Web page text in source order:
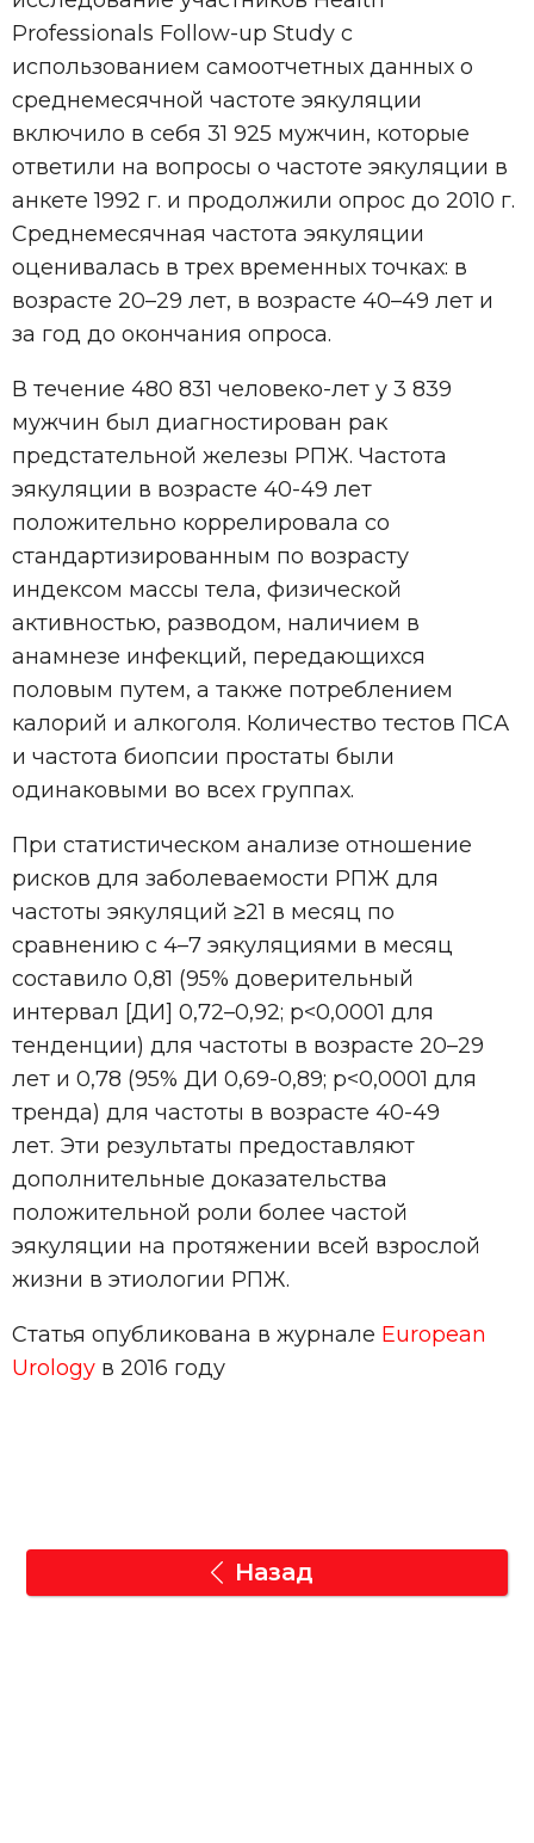
Professionals Follow-up Study с
использованием самоотчетных данных о
среднемесячной частоте эякуляции
включило в себя 31 925 мужчин, которые
ответили на вопросы о частоте эякуляции в
анкете 1992 г. и продолжили опрос до 2010 г.
Среднемесячная частота эякуляции
оценивалась в трех временных точках: в
возрасте 20–29 лет, в возрасте 40–49 лет и
за год до окончания опроса.
В течение 480 831 человеко-лет у 3 839
мужчин был диагностирован рак
предстательной железы РПЖ. Частота
эякуляции в возрасте 40-49 лет
положительно коррелировала со
стандартизированным по возрасту
индексом массы тела, физической
активностью, разводом, наличием в
анамнезе инфекций, передающихся
половым путем, а также потреблением
калорий и алкоголя. Количество тестов ПСА
и частота биопсии простаты были
одинаковыми во всех группах.
При статистическом анализе отношение
рисков для заболеваемости РПЖ для
частоты эякуляций ≥21 в месяц по
сравнению с 4–7 эякуляциями в месяц
составило 0,81 (95% доверительный
интервал [ДИ] 0,72–0,92; p<0,0001 для
тенденции) для частоты в возрасте 20–29
лет и 0,78 (95% ДИ 0,69-0,89; p<0,0001 для
тренда) для частоты в возрасте 40-49
лет. Эти результаты предоставляют
дополнительные доказательства
положительной роли более частой
эякуляции на протяжении всей взрослой
жизни в этиологии РПЖ.
Статья опубликована в журнале European
Urology в 2016 году
Назад